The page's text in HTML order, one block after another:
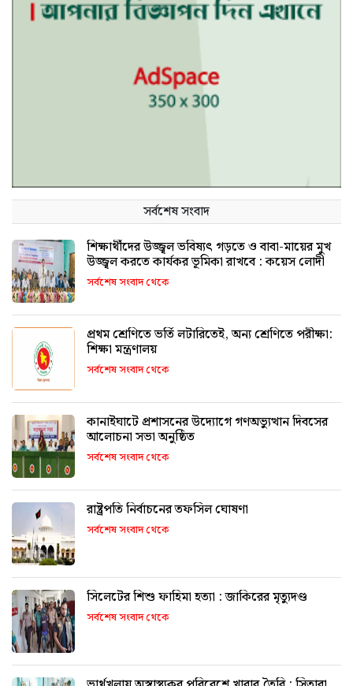
সর্বশেষ সংবাদ
শিক্ষার্থীদের উজ্জ্বল ভবিষ্যৎ গড়তে ও বাবা-মায়ের মুখ
উজ্জ্বল করতে কার্যকর ভূমিকা রাখবে : কয়েস লোদী
সর্বশেষ সংবাদ থেকে
প্রথম শ্রেণিতে ভর্তি লটারিতেই, অন্য শ্রেণিতে পরীক্ষা:
শিক্ষা মন্ত্রণালয়
সর্বশেষ সংবাদ থেকে
কানাইঘাটে প্রশাসনের উদ্যোগে গণঅভ্যুত্থান দিবসের
আলোচনা সভা অনুষ্ঠিত
সর্বশেষ সংবাদ থেকে
রাষ্ট্রপতি নির্বাচনের তফসিল ঘোষণা
সর্বশেষ সংবাদ থেকে
সিলেটের শিশু ফাহিমা হত্যা : জাকিরের মৃত্যুদণ্ড
সর্বশেষ সংবাদ থেকে